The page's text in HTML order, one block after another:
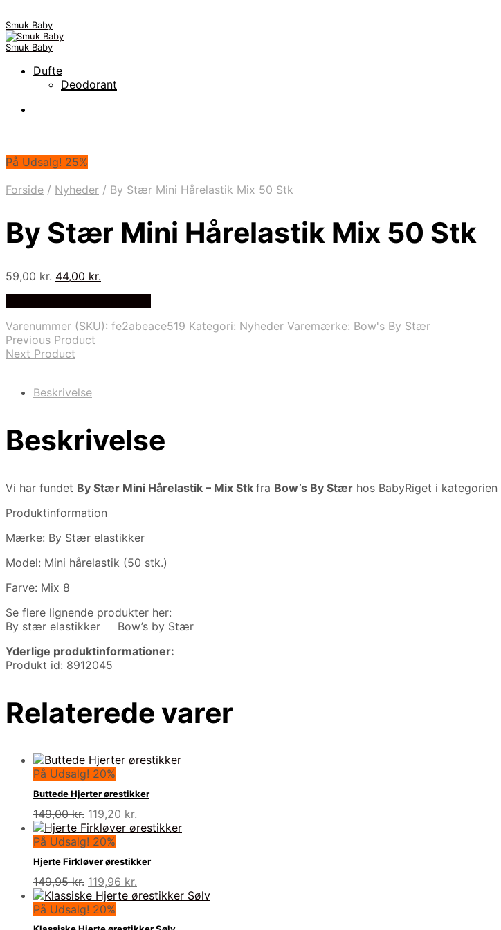
Smuk Baby
Smuk Baby
Dufte
Deodorant
På Udsalg! 25%
Forside / Nyheder / By Stær Mini Hårelastik Mix 50 Stk
By Stær Mini Hårelastik Mix 50 Stk
59,00kr. Den
59,00 kr..
44,00 kr.
44,00 kr..
Varenummer (SKU): fe2abeace519 Kategori: Nyheder Varemærke: Bow's By Stær
Previous Product
Next Product
Beskrivelse
Beskrivelse
Vi har fundet By Stær Mini Hårelastik – Mix Stk fra Bow’s By Stær hos BabyRiget i kategorien
Produktinformation
Mærke: By Stær elastikker
Model: Mini hårelastik (50 stk.)
Farve: Mix 8
Se flere lignende produkter her:
By stær elastikker Bow’s by Stær
Yderlige produktinformationer:
Produkt id: 8912045
Relaterede varer
På Udsalg! 20%
Buttede Hjerter ørestikker
149,00kr. Den
oprindelige
pris
149,00 kr..
119,20 kr.
aktuelle
er:
119,20 kr..
På Udsalg! 20%
Hjerte Firkløver ørestikker
149,95kr. Den
oprindelige
pris
119,96 kr.
aktuelle
er:
På Udsalg! 20%